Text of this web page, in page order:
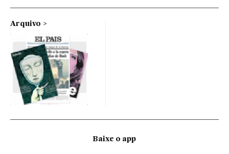
Arquivo
Baixe o app